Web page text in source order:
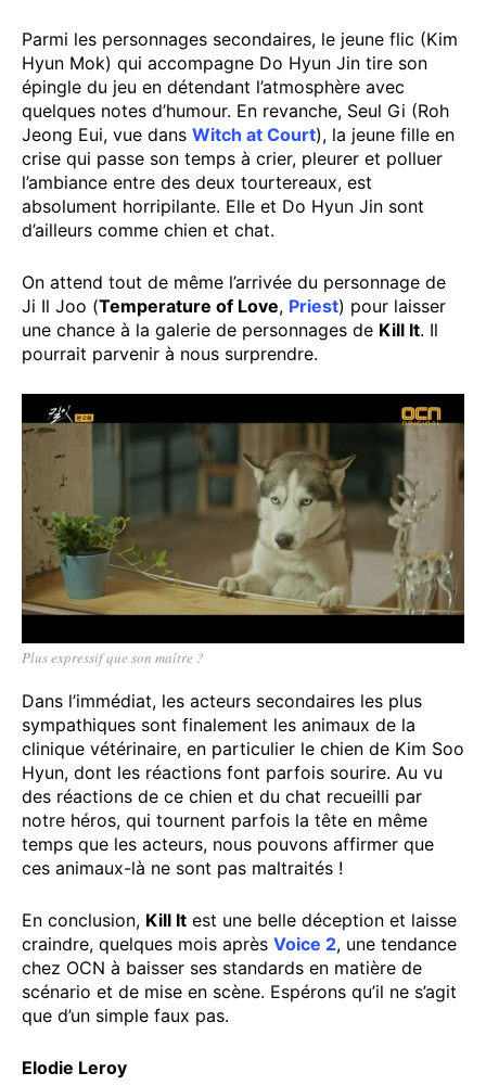
Parmi les personnages secondaires, le jeune flic (Kim
Hyun Mok) qui accompagne Do Hyun Jin tire son
épingle du jeu en détendant l’atmosphère avec
quelques notes d’humour. En revanche, Seul Gi (Roh
Jeong Eui, vue dans Witch at Court), la jeune fille en
crise qui passe son temps à crier, pleurer et polluer
l’ambiance entre des deux tourtereaux, est
absolument horripilante. Elle et Do Hyun Jin sont
d’ailleurs comme chien et chat.
On attend tout de même l’arrivée du personnage de
Ji Il Joo (Temperature of Love, Priest) pour laisser
une chance à la galerie de personnages de Kill It. Il
pourrait parvenir à nous surprendre.
Plus expressif que son maître ?
Dans l’immédiat, les acteurs secondaires les plus
sympathiques sont finalement les animaux de la
clinique vétérinaire, en particulier le chien de Kim Soo
Hyun, dont les réactions font parfois sourire. Au vu
des réactions de ce chien et du chat recueilli par
notre héros, qui tournent parfois la tête en même
temps que les acteurs, nous pouvons affirmer que
ces animaux-là ne sont pas maltraités !
En conclusion, Kill It est une belle déception et laisse
craindre, quelques mois après Voice 2, une tendance
chez OCN à baisser ses standards en matière de
scénario et de mise en scène. Espérons qu’il ne s’agit
que d’un simple faux pas.
Elodie Leroy